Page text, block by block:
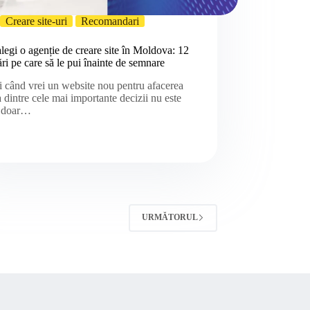
Creare site-uri Recomandari
o agenție de creare site în Moldova: 12
pe care să le pui înainte de semnare
când vrei un website nou pentru afacerea
dintre cele mai importante decizii nu este
doar…
URMĂTORUL